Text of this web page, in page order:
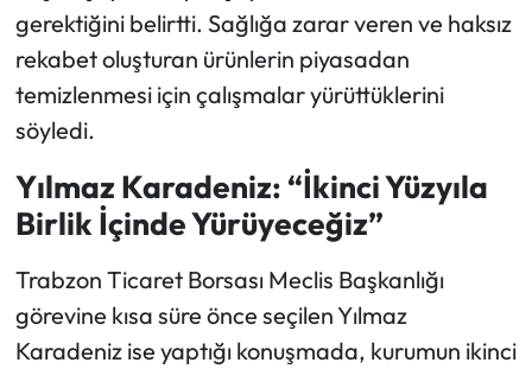
gerektiğini belirtti. Sağlığa zarar veren ve haksız
rekabet oluşturan ürünlerin piyasadan
temizlenmesi için çalışmalar yürüttüklerini
söyledi.
Yılmaz Karadeniz: “İkinci Yüzyıla
Birlik İçinde Yürüyeceğiz”
Trabzon Ticaret Borsası Meclis Başkanlığı
görevine kısa süre önce seçilen Yılmaz
Karadeniz ise yaptığı konuşmada, kurumun ikinci